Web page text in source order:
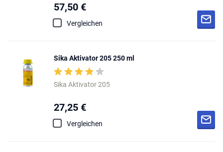
57,50 €
Vergleichen
Sika Aktivator 205 250 ml
Sika Aktivator 205
27,25 €
Vergleichen